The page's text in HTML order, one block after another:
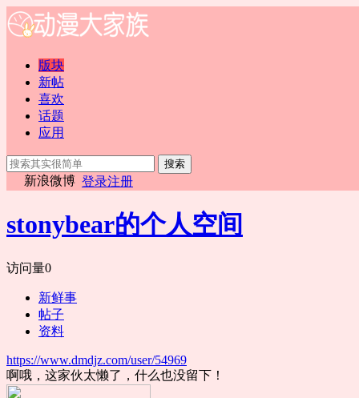
版块
新帖
喜欢
话题
应用
搜索
新浪微博 登录注册
stonybear的个人空间
访问量0
新鲜事
帖子
资料
https://www.dmdjz.com/user/54969
啊哦，这家伙太懒了，什么也没留下！